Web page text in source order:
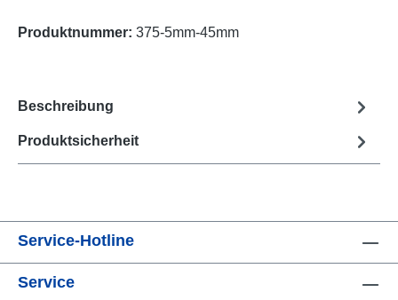
Produktnummer: 375-5mm-45mm
Beschreibung
Produktsicherheit
Service-Hotline
Service